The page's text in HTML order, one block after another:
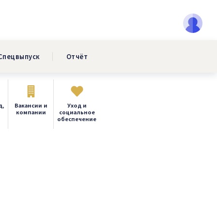
Отчёт
Вакансии и
компании
Уход и
социальное
обеспечение